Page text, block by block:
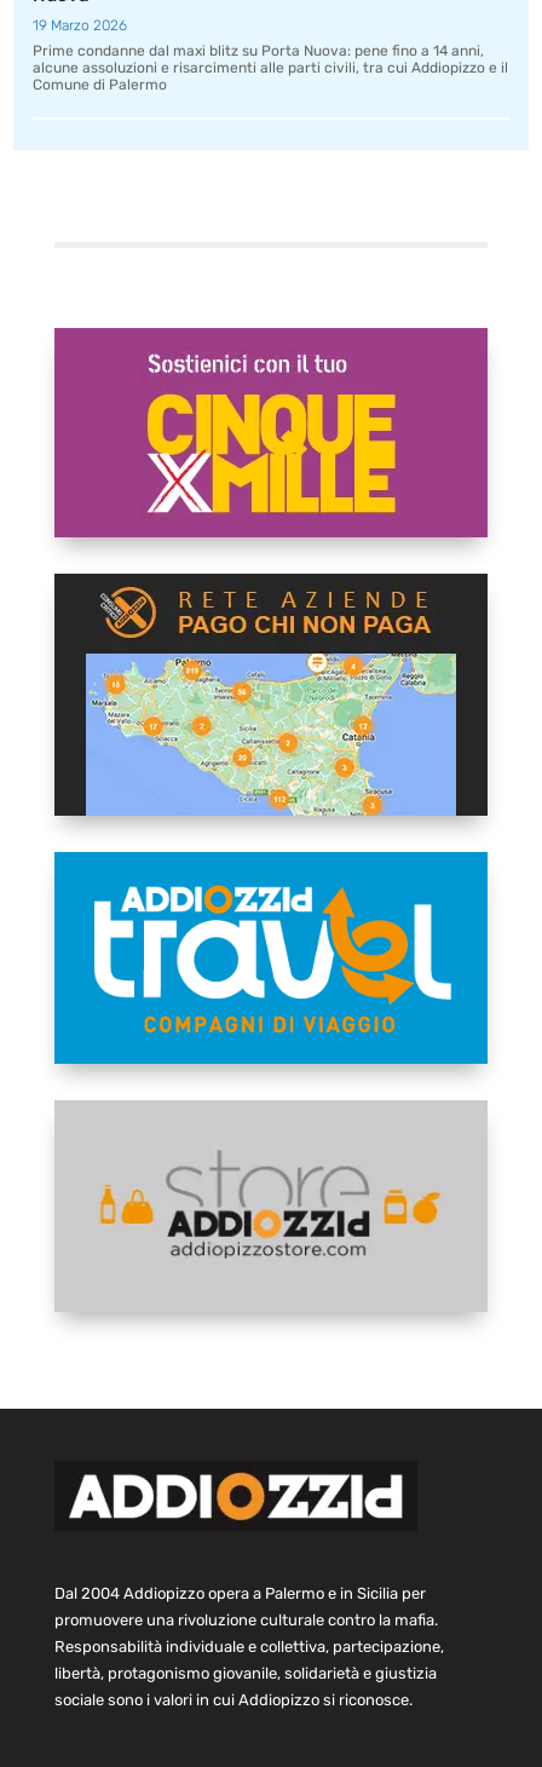
19 Marzo 2026
Prime condanne dal maxi blitz su Porta Nuova: pene fino a 14 anni,
alcune assoluzioni e risarcimenti alle parti civili, tra cui Addiopizzo e il
Comune di Palermo
Dal 2004 Addiopizzo opera a Palermo e in Sicilia per
promuovere una rivoluzione culturale contro la mafia.
Responsabilità individuale e collettiva, partecipazione,
libertà, protagonismo giovanile, solidarietà e giustizia
sociale sono i valori in cui Addiopizzo si riconosce.